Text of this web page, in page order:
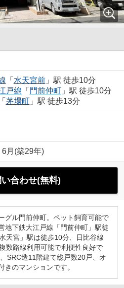
「 水天宮前」駅 徒歩10分
戸線 「 門前仲町」駅 徒歩10分
「 茅場町」駅 徒歩13分
6月(築29年)
合わせ(無料)
グル門前仲町。ペット飼育可能で
地下鉄大江戸線「門前仲町」駅徒
天宮」駅は徒歩10分、日比谷線
数路線利用可能で利便性良好で
SRC造11階建て総戸数20戸、オ
きのマンションです。